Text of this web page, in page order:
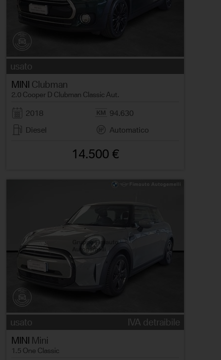
usato
MINI Clubman
2.0 Cooper D Clubman Classic Aut.
2018
94.630
Diesel
Automatico
14.500 €
usato
IVA detraibile
MINI
Mini
1.5 One Classic